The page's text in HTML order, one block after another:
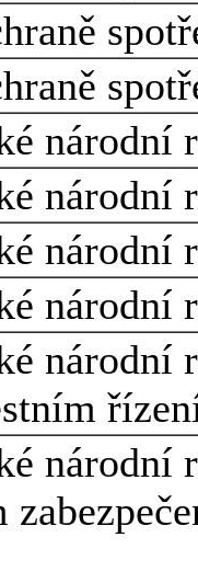
národní
národní
národní
národní
národní
národní